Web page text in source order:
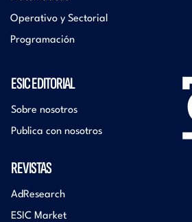
Operativo y Sectorial
Programación
ESIC EDITORIAL
Sobre nosotros
Publica con nosotros
REVISTAS
AdResearch
ESIC Market